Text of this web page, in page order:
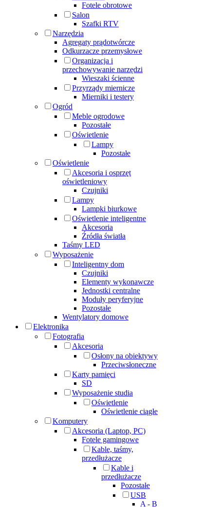
Fotele obrotowe
Salon
Szafki RTV
Narzędzia
Agregaty prądotwórcze
Odkurzacze przemysłowe
Organizacja i
przechowywanie narzędzi
Wieszaki ścienne
Przyrządy miernicze
Mierniki i testery
Ogród
Meble ogrodowe
Pozostałe
Oświetlenie
Lampy
Pozostałe
Oświetlenie
Akcesoria i osprzęt
oświetleniowy
Czujniki
Lampy
Lampki biurkowe
Oświetlenie inteligentne
Akcesoria
Źródła światła
Taśmy LED
Wyposażenie
Inteligentny dom
Czujniki
Elementy wykonawcze
Jednostki centralne
Moduły peryferyjne
Pozostałe
Wentylatory domowe
Elektronika
Fotografia
Akcesoria
Osłony na obiektywy
Przeciwsłoneczne
Karty pamięci
SD
Wyposażenie studia
Oświetlenie
Oświetlenie ciągłe
Komputery
Akcesoria (Laptop, PC)
Fotele gamingowe
Kable, taśmy,
przedłużacze
Kable i
przedłużacze
Pozostałe
USB
A - B